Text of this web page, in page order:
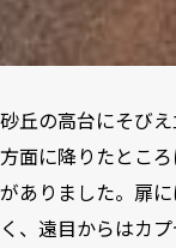
砂丘の高台にそび
方面に降りたとこ
がありました。扉
く、遠目からはカ